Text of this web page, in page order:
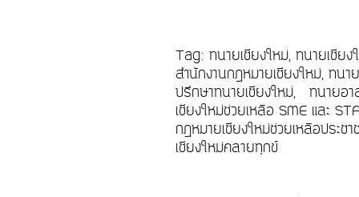
Tag: ทนายเชียงใหม่, ทนายเชีย
สำนักงานกฎหมายเชียงใหม่, ทนา
ปรึกษาทนายเชียงใหม่, ทนายอา
เชียงใหม่ช่วยเหลือ SME และ
กฎหมายเชียงใหม่ช่วยเหลือประช
เชียงใหม่คลายทุกข์